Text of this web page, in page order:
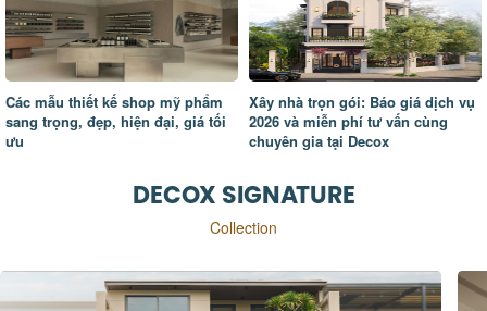
Các mẫu thiết kế shop mỹ phẩm
sang trọng, đẹp, hiện đại, giá tối
ưu
Xây nhà trọn gói: Báo giá dịch vụ
2026 và miễn phí tư vấn cùng
chuyên gia tại Decox
DECOX SIGNATURE
Collection